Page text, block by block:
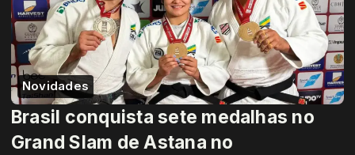
Novidades
Brasil conquista sete medalhas no
Grand Slam de Astana no